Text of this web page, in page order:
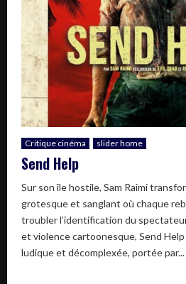
Critique cinéma slider home
Send Help
Sur son île hostile, Sam Raimi
grotesque et sanglant où chaque
troubler l’identification du
et violence cartoonesque, Send
ludique et décomplexée, portée par...